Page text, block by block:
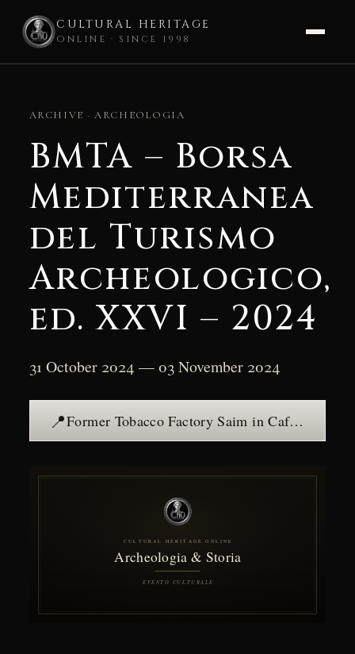
CULTURAL HERITAGE
ONLINE · SINCE 1998
contentARCHIVE · ARCHEOLOGIA
BMTA – Borsa
Mediterranea
del Turismo
Archeologico,
ed. XXVI – 2024
31 October 2024 — 03 November 2024
📍 Former Tobacco Factory Saim in Cafasso — see the place →